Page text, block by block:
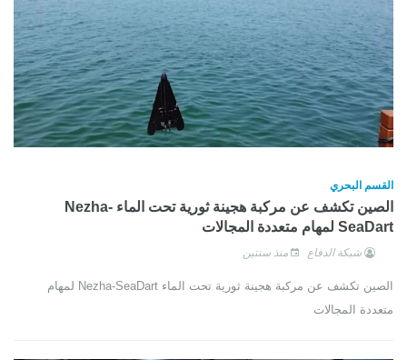
القسم البحري
الصين تكشف عن مركبة هجينة ثورية تحت الماء Nezha-
SeaDart لمهام متعددة المجالات
شبكة الدفاع منذ سنتين
الصين تكشف عن مركبة هجينة ثورية تحت الماء Nezha-SeaDart لمهام
متعددة المجالات